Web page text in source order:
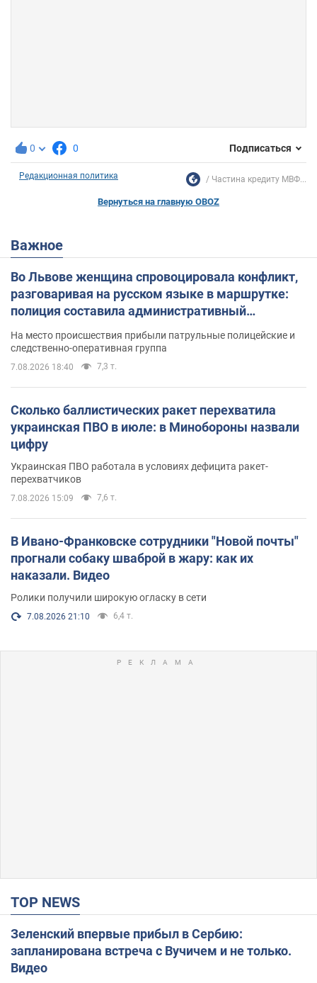
0 0 Подписаться
Редакционная политика Частина кредиту МВФ...
Вернуться на главную OBOZ
Важное
Во Львове женщина спровоцировала конфликт,
разговаривая на русском языке в маршрутке:
полиция составила административный
На место происшествия прибыли патрульные полицейские и
следственно-оперативная группа
7.08.2026 18:40 7,3 т.
Сколько баллистических ракет перехватила
украинская ПВО в июле: в Минобороны назвали
цифру
Украинская ПВО работала в условиях дефицита ракет-
перехватчиков
7.08.2026 15:09 7,6 т.
В Ивано-Франковске сотрудники "Новой почты"
прогнали собаку шваброй в жару: как их
наказали. Видео
Ролики получили широкую огласку в сети
7.08.2026 21:10 6,4 т.
TOP NEWS
Зеленский впервые прибыл в Сербию:
запланирована встреча с Вучичем и не только.
Видео